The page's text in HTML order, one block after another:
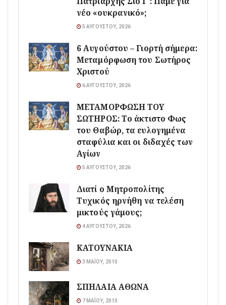
νέο «ουκρανικό»;
5 ΑΥΓΟΎΣΤΟΥ, 2026
6 Αυγούστου – Γιορτή σήμερα:
Μεταμόρφωση του Σωτήρος
Χριστού
6 ΑΥΓΟΎΣΤΟΥ, 2026
ΜΕΤΑΜΟΡΦΩΣΗ ΤΟΥ
ΣΩΤΗΡΟΣ: Το άκτιστο Φως
του Θαβώρ, τα ευλογημένα
σταφύλια και οι διδαχές των
Αγίων
5 ΑΥΓΟΎΣΤΟΥ, 2026
Διατί ο Μητροπολίτης
Τυχικός ηρνήθη να τελέση
μικτούς γάμους;
4 ΑΥΓΟΎΣΤΟΥ, 2026
ΚΑΤΟΥΝΑΚΙΑ
3 ΜΑΪ́ΟΥ, 2010
ΣΠΗΛΑΙΑ ΑΘΩΝΑ
7 ΜΑΪ́ΟΥ, 2010